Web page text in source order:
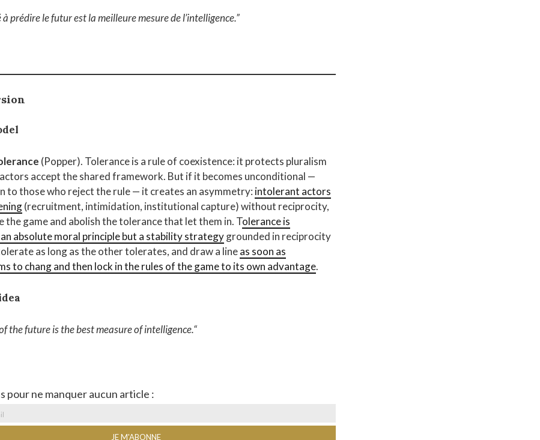
à prédire le futur est la meilleure mesure de l’intelligence.”
(Popper). Tolerance is a rule of coexistence: it protects pluralism
accept the shared framework. But if it becomes unconditional —
to those who reject the rule — it creates an asymmetry: intolerant actors
(recruitment, intimidation, institutional capture) without reciprocity,
the game and abolish the tolerance that let them in. Tolerance is
absolute moral principle but a stability strategygrounded in reciprocity
as long as the other tolerates, and draw a lineas soon as
to chang and then lock in the rules of the game to its own advantage.
the future is the best measure of intelligence.“
pour ne manquer aucun article :